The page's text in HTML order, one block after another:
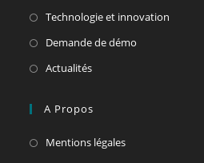
Technologie et innovation
Demande de démo
Actualités
A Propos
Mentions légales